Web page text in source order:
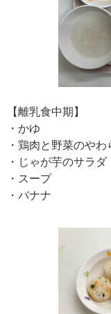
【離乳食中期】
・かゆ
・鶏肉と野菜のやわ
・じゃが芋のサラダ
・スープ
・バナナ